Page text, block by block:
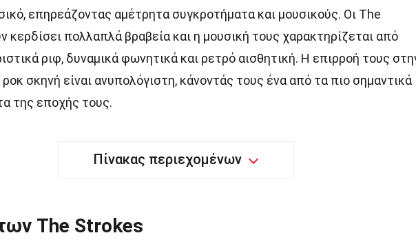
επηρεάζοντας αμέτρητα συγκροτήματα και μουσικούς. Οι The
κερδίσει πολλαπλά βραβεία και η μουσική τους χαρακτηρίζεται από
ριφ, δυναμικά φωνητικά και ρετρό αισθητική. Η επιρροή τους
σκηνή είναι ανυπολόγιστη, κάνοντάς τους ένα από τα πιο σημαντικά
της εποχής τους.
Πίνακας περιεχομένων
The Strokes